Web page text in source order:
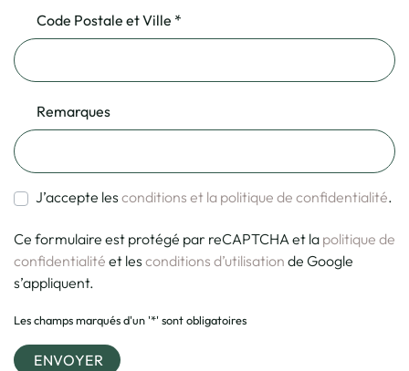
Code Postale et Ville *
Remarques
J’accepte les conditions et la politique de confidentialité.
Ce formulaire est protégé par reCAPTCHA et la politique de
confidentialité et les conditions d’utilisation de Google
s’appliquent.
Les champs marqués d'un '*' sont obligatoires
ENVOYER